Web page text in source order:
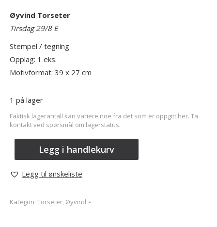
Øyvind Torseter
Tirsdag 29/8 E
Stempel / tegning
Opplag: 1 eks.
Motivformat: 39 x 27 cm
1 på lager
Faktisk lagerantall kan variere noe fra det som er oppgitt her. Ta
kontakt ved spørsmål om lagerstatus.
Legg i handlekurv
Legg til ønskeliste
Kategori: Torseter, Øyvind